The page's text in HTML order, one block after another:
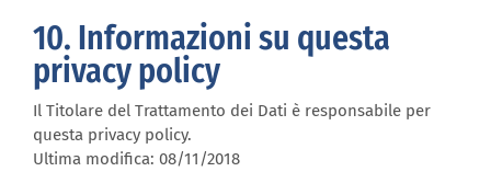
10. Informazioni su questa
privacy policy
Il Titolare del Trattamento dei Dati è responsabile per
questa privacy policy.
Ultima modifica: 08/11/2018